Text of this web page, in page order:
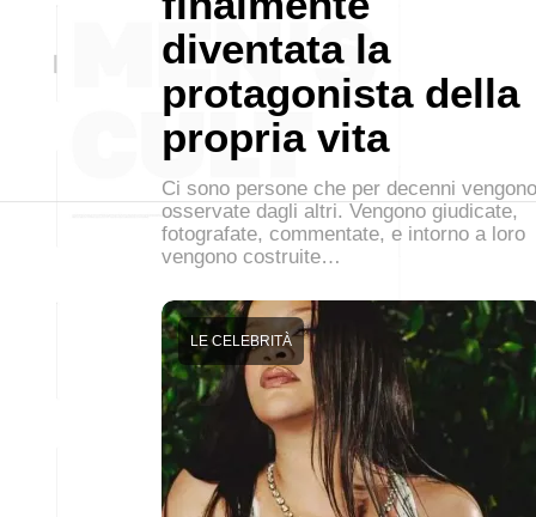
diventata la
protagonista della
propria vita
Ci sono persone che per decenni vengono
osservate dagli altri. Vengono giudicate,
fotografate, commentate, e intorno a loro
vengono costruite…
LE CELEBRITÀ